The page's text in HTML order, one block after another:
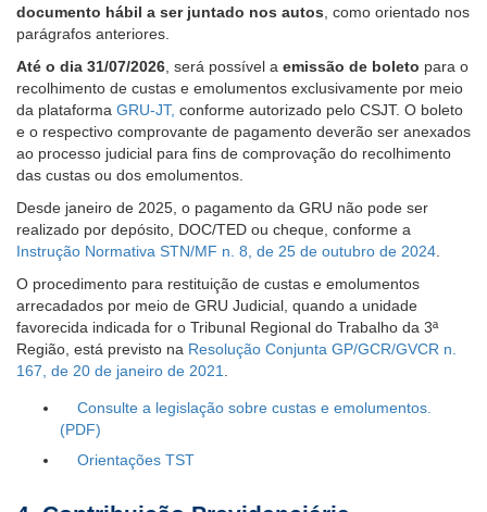
documento hábil a ser juntado nos autos , como orientado nos
parágrafos anteriores.
Até o dia 31/07/2026 , será possível a emissão de boleto para o
recolhimento de custas e emolumentos exclusivamente por meio
da plataforma GRU-JT, conforme autorizado pelo CSJT. O boleto
e o respectivo comprovante de pagamento deverão ser anexados
ao processo judicial para fins de comprovação do recolhimento
das custas ou dos emolumentos.
Desde janeiro de 2025, o pagamento da GRU não pode ser
realizado por depósito, DOC/TED ou cheque, conforme a
Instrução Normativa STN/MF n. 8, de 25 de outubro de 2024
O procedimento para restituição de custas e emolumentos
arrecadados por meio de GRU Judicial, quando a unidade
favorecida indicada for o Tribunal Regional do Trabalho da 3ª
Região, está previsto na Resolução Conjunta GP/GCR/GVCR n.
167, de 20 de janeiro de 2021
Consulte a legislação sobre custas e emolumentos.
Orientações TST